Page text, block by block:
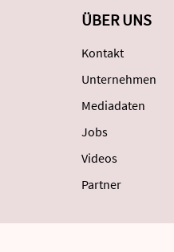
ÜBER UNS
Kontakt
Unternehmen
Mediadaten
Jobs
Videos
Partner